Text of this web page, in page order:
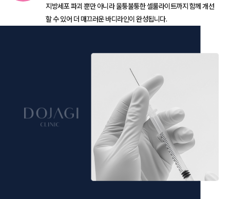
지방세포 파괴 뿐만 아니라 울퉁불퉁한 셀룰라이트까지 함께 개선
할 수 있어 더 매끄러운 바디라인이 완성됩니다.